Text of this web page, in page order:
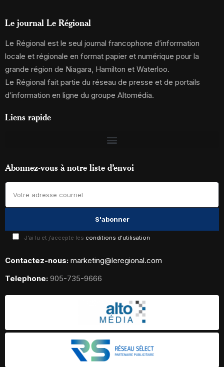
Le journal Le Régional
Le Régional est le seul journal francophone d’information
locale et régionale en format papier et numérique pour la
grande région de Niagara, Hamilton et Waterloo.
Le Régional fait partie du réseau de presse et de portails
d’information en ligne du groupe Altomédia.
Liens rapide
Abonnez-vous à notre liste d’envoi
J'ai lu et j'accepte les conditions d'utilisation
Contactez-nous: marketing@leregional.com
Telephone: 905-735-9666